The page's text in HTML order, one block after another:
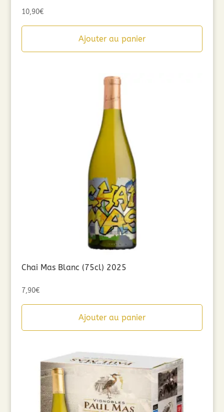
10,90€
Ajouter au panier
Chai Mas Blanc (75cl) 2025
7,90€
Ajouter au panier